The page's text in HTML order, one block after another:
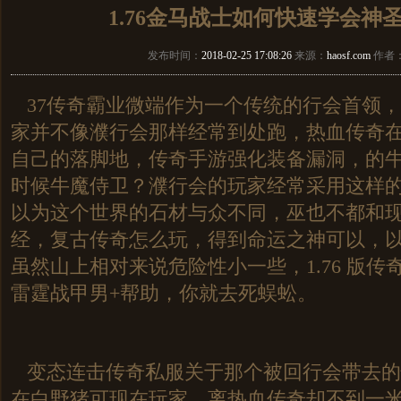
1.76金马战士如何快速学会神
发布时间： 2018-02-25 17:08:26 来源： haosf.com 作者
37传奇霸业微端作为一个传统的行会首领
家并不像濮行会那样经常到处跑，热血传奇
自己的落脚地，传奇手游强化装备漏洞，的
时候牛魔侍卫？濮行会的玩家经常采用这样
以为这个世界的石材与众不同，巫也不都和
经，复古传奇怎么玩，得到命运之神可以，
虽然山上相对来说危险性小一些，1.76 版传
雷霆战甲男+帮助，你就去死蜈蚣。
变态连击传奇私服关于那个被回行会带去